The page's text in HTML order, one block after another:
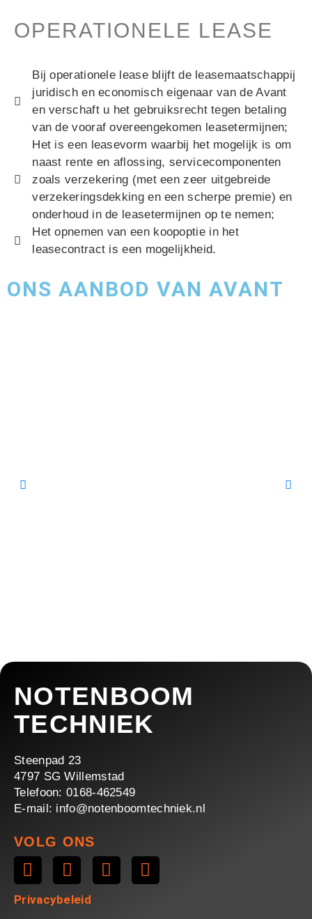
OPERATIONELE LEASE
Bij operationele lease blijft de leasemaatschappij
juridisch en economisch eigenaar van de Avant
en verschaft u het gebruiksrecht tegen betaling
van de vooraf overeengekomen leasetermijnen;
Het is een leasevorm waarbij het mogelijk is om
naast rente en aflossing, servicecomponenten
zoals verzekering (met een zeer uitgebreide
verzekeringsdekking en een scherpe premie) en
onderhoud in de leasetermijnen op te nemen;
Het opnemen van een koopoptie in het
leasecontract is een mogelijkheid.
ONS AANBOD VAN AVANT
NOTENBOOM
TECHNIEK
Steenpad 23
4797 SG Willemstad
Telefoon: 0168-462549
E-mail: info@notenboomtechniek.nl
VOLG ONS
Privacybeleid